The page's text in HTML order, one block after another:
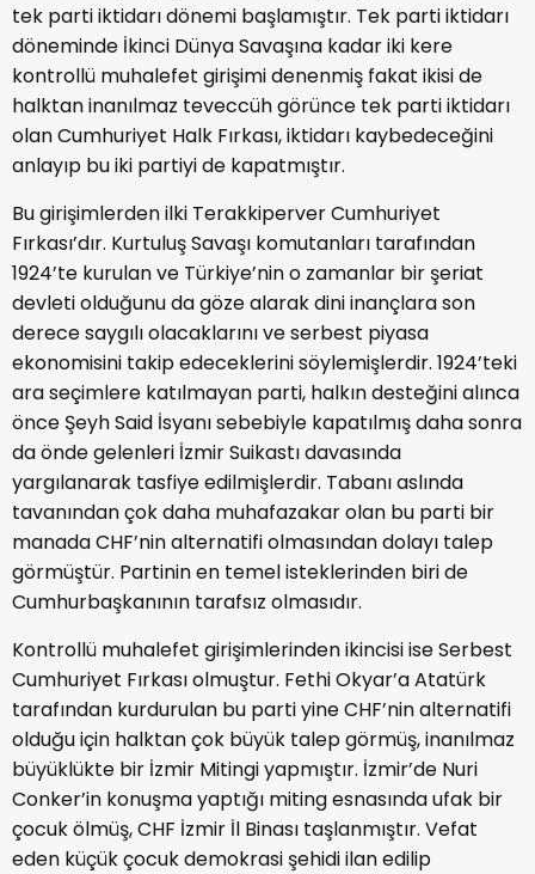
tek parti iktidarı dönemi başlamıştır. Tek parti iktidarı
döneminde İkinci Dünya Savaşına kadar iki kere
kontrollü muhalefet girişimi denenmiş fakat ikisi de
halktan inanılmaz teveccüh görünce tek parti iktidarı
olan Cumhuriyet Halk Fırkası, iktidarı kaybedeceğini
anlayıp bu iki partiyi de kapatmıştır.
Bu girişimlerden ilki Terakkiperver Cumhuriyet
Fırkası’dır. Kurtuluş Savaşı komutanları tarafından
1924’te kurulan ve Türkiye’nin o zamanlar bir şeriat
devleti olduğunu da göze alarak dini inançlara son
derece saygılı olacaklarını ve serbest piyasa
ekonomisini takip edeceklerini söylemişlerdir. 1924’teki
ara seçimlere katılmayan parti, halkın desteğini alınca
önce Şeyh Said İsyanı sebebiyle kapatılmış daha sonra
da önde gelenleri İzmir Suikastı davasında
yargılanarak tasfiye edilmişlerdir. Tabanı aslında
tavanından çok daha muhafazakar olan bu parti bir
manada CHF’nin alternatifi olmasından dolayı talep
görmüştür. Partinin en temel isteklerinden biri de
Cumhurbaşkanının tarafsız olmasıdır.
Kontrollü muhalefet girişimlerinden ikincisi ise Serbest
Cumhuriyet Fırkası olmuştur. Fethi Okyar’a Atatürk
tarafından kurdurulan bu parti yine CHF’nin alternatifi
olduğu için halktan çok büyük talep görmüş, inanılmaz
büyüklükte bir İzmir Mitingi yapmıştır. İzmir’de Nuri
Conker’in konuşma yaptığı miting esnasında ufak bir
çocuk ölmüş, CHF İzmir İl Binası taşlanmıştır. Vefat
eden küçük çocuk demokrasi şehidi ilan edilip